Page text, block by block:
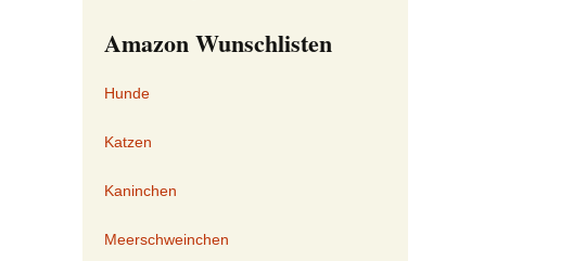
Amazon Wunschlisten
Hunde
Katzen
Kaninchen
Meerschweinchen